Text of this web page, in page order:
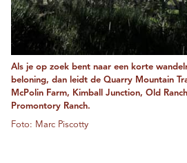
Als je op zoek bent naar een korte
beloning, dan leidt de Quarry Mountain
McPolin Farm, Kimball Junction, Old
Promontory Ranch.
Foto: Marc Piscotty